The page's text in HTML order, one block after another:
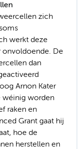
zich
werkt deze
onvoldoende. De
dan
Arnon Kater
wéinig worden
raken en
Grant gaat hij
hoe de
herstellen en